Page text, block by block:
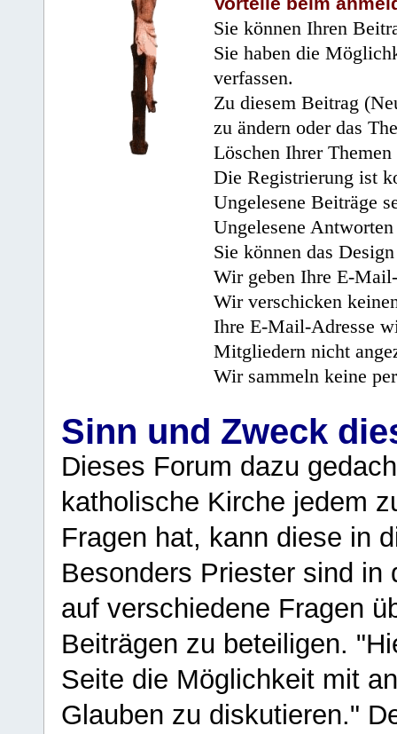
Sie können Ihren
Sie haben die
verfassen.
Zu diesem Beitrag
zu ändern oder das
Löschen Ihrer
Die Registrierung ist
Ungelesene Beiträge
Ungelesene
Sie können das
Wir geben Ihre E-
Wir verschicken
Ihre E-Mail-Adresse
Mitgliedern nicht
Wir sammeln keine
Sinn und Zweck
Dieses Forum dazu
katholische Kirche jedem
Fragen hat, kann diese in
Besonders Priester sind in
auf verschiedene Fragen
Beiträgen zu beteiligen.
Seite die Möglichkeit mit
Glauben zu diskutieren."